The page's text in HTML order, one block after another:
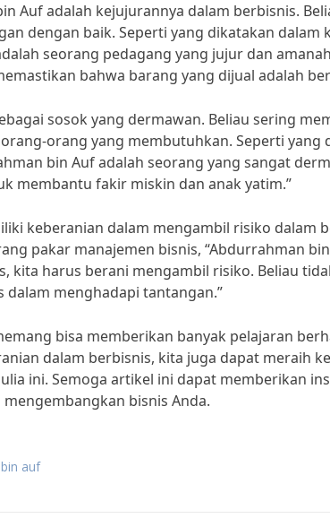
Auf adalah kejujurannya dalam berbisnis.
dengan baik. Seperti yang dikatakan dalam
seorang pedagang yang jujur dan
bahwa barang yang dijual adalah
sosok yang dermawan. Beliau sering
orang yang membutuhkan. Seperti yang
bin Auf adalah seorang yang sangat
membantu fakir miskin dan anak yatim.”
keberanian dalam mengambil risiko dalam
pakar manajemen bisnis, “Abdurrahman
kita harus berani mengambil risiko. Beliau
menghadapi tantangan.”
bisa memberikan banyak pelajaran
dalam berbisnis, kita juga dapat meraih
ini. Semoga artikel ini dapat memberikan
bisnis Anda.
auf